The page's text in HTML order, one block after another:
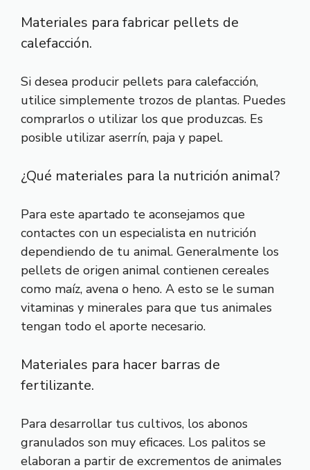
Materiales para fabricar pellets de
calefacción.
Si desea producir pellets para calefacción,
utilice simplemente trozos de plantas. Puedes
comprarlos o utilizar los que produzcas. Es
posible utilizar aserrín, paja y papel.
¿Qué materiales para la nutrición animal?
Para este apartado te aconsejamos que
contactes con un especialista en nutrición
dependiendo de tu animal. Generalmente los
pellets de origen animal contienen cereales
como maíz, avena o heno. A esto se le suman
vitaminas y minerales para que tus animales
tengan todo el aporte necesario.
Materiales para hacer barras de
fertilizante.
Para desarrollar tus cultivos, los abonos
granulados son muy eficaces. Los palitos se
elaboran a partir de excrementos de animales